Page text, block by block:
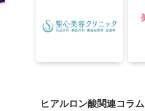
ヒアルロン酸関連コラム